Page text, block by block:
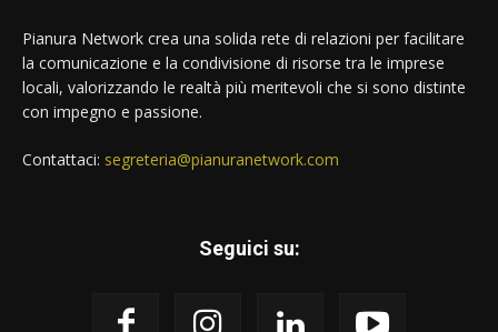
Pianura Network crea una solida rete di relazioni per facilitare
la comunicazione e la condivisione di risorse tra le imprese
locali, valorizzando le realtà più meritevoli che si sono distinte
con impegno e passione.
Contattaci: segreteria@pianuranetwork.com
Seguici su: